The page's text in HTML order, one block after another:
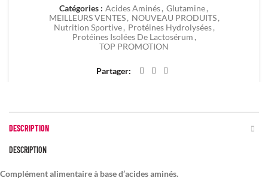
Catégories : Acides Aminés, Glutamine,
MEILLEURS VENTES , NOUVEAU PRODUITS ,
Nutrition Sportive , Protéines Hydrolysées ,
Protéines Isolées De Lactosérum ,
TOP PROMOTION
Partager
DESCRIPTION
DESCRIPTION
Complément alimentaire à base d’acides aminés.